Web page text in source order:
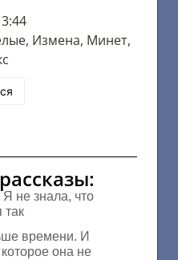
, Измена, Минет,
Я не знала, что
так
времени. И
она не